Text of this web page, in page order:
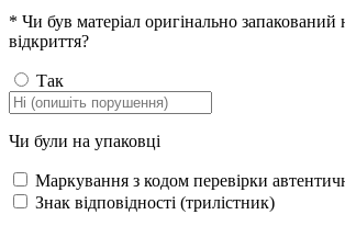
* Чи був матеріал оригінально
відкриття?
Так
Чи були на упаковці
Маркування з кодом перевірки
Знак відповідності (трилістник)